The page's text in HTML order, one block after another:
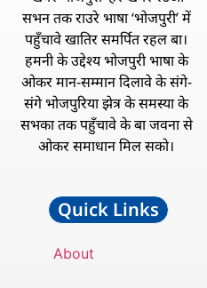
सभन तक राउरे भाषा ‘भोजपुरी’ में
पहुँचावे खातिर समर्पित रहल बा।
हमनी के उद्देश्य भोजपुरी भाषा के
ओकर मान-सम्मान दिलावे के संगे-
संगे भोजपुरिया झेत्र के समस्या के
सभका तक पहुँचावे के बा जवना से
ओकर समाधान मिल सको।
Quick Links
About